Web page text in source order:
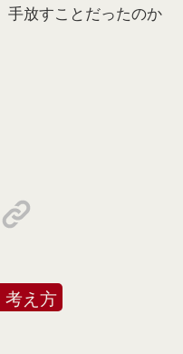
手放すことだったのか
考え方